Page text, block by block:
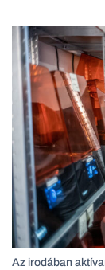
Az irodában